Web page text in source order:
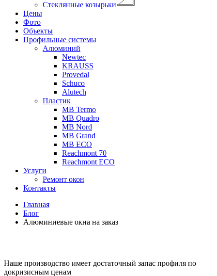
Стеклянные козырьки
Цены
Фото
Объекты
Профильные системы
Алюминий
Newtec
KRAUSS
Provedal
Schuco
Аlutech
Пластик
MB Termo
MB Quadro
MB Nord
MB Grand
MB ECO
Reachmont 70
Reachmont ECO
Услуги
Ремонт окон
Контакты
Главная
Блог
Алюминиевые окна на заказ
Наше производство имеет достаточный запас профиля по
докризисным ценам